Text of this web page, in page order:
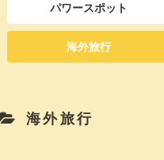
パワースポット
海外旅行
海外旅行